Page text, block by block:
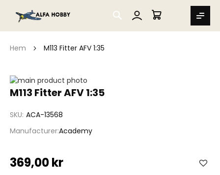
SEARCH
MIN VARUKORG
Hem M113 Fitter AFV 1:35
M113 Fitter AFV 1:35
SKU ACA-13568
ManufacturerAcademy
369,00 kr
Hoppa
till
bildgalleriet
Hoppa
av
bildgalleriet